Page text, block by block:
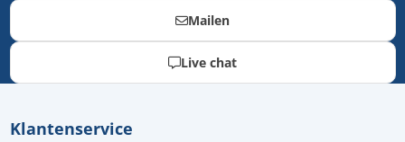
Mailen
Live chat
Klantenservice